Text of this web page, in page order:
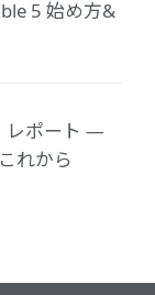
5 始め方&
レポート ―
れから